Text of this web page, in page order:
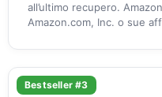
all’ultimo recupero.
Amazon.com, Inc. o sue
Bestseller #3